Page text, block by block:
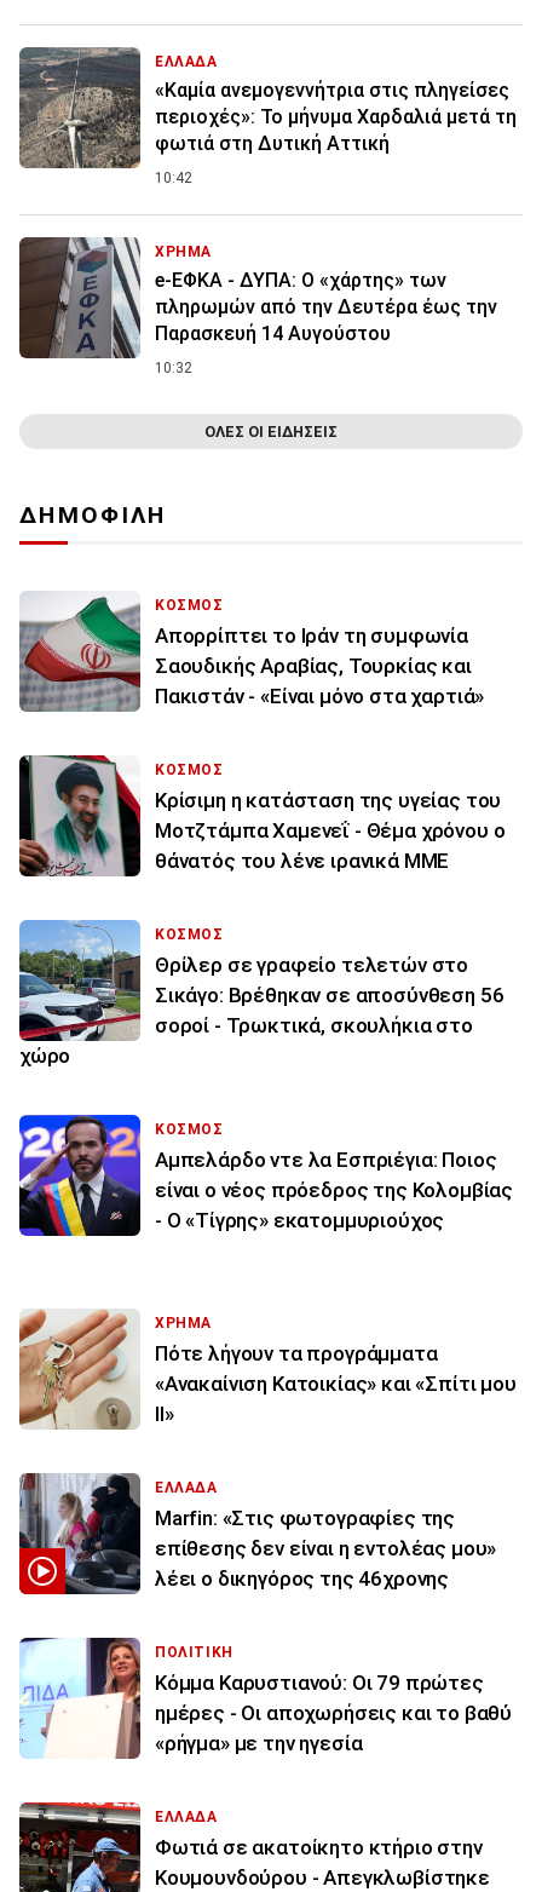
ΕΛΛΑΔΑ
«Καμία ανεμογεννήτρια στις πληγείσες
περιοχές»: Το μήνυμα Χαρδαλιά μετά τη
φωτιά στη Δυτική Αττική
10:42
ΧΡΗΜΑ
e-ΕΦΚΑ - ΔΥΠΑ: Ο «χάρτης» των
πληρωμών από την Δευτέρα έως την
Παρασκευή 14 Αυγούστου
10:32
ΟΛΕΣ ΟΙ ΕΙΔΗΣΕΙΣ
ΔΗΜΟΦΙΛΗ
ΚΟΣΜΟΣ
Απορρίπτει το Ιράν τη συμφωνία
Σαουδικής Αραβίας, Τουρκίας και
Πακιστάν - «Είναι μόνο στα χαρτιά»
ΚΟΣΜΟΣ
Κρίσιμη η κατάσταση της υγείας του
Μοτζτάμπα Χαμενεΐ - Θέμα χρόνου ο
θάνατός του λένε ιρανικά ΜΜΕ
ΚΟΣΜΟΣ
Θρίλερ σε γραφείο τελετών στο
Σικάγο: Βρέθηκαν σε αποσύνθεση 56
σοροί - Τρωκτικά, σκουλήκια στο
χώρο
ΚΟΣΜΟΣ
Αμπελάρδο ντε λα Εσπριέγια: Ποιος
είναι ο νέος πρόεδρος της Κολομβίας
- Ο «Τίγρης» εκατομμυριούχος
ΧΡΗΜΑ
Πότε λήγουν τα προγράμματα
«Ανακαίνιση Κατοικίας» και «Σπίτι μου
ΙΙ»
ΕΛΛΑΔΑ
Marfin: «Στις φωτογραφίες της
επίθεσης δεν είναι η εντολέας μου»
λέει ο δικηγόρος της 46χρονης
ΠΟΛΙΤΙΚΗ
Κόμμα Καρυστιανού: Οι 79 πρώτες
ημέρες - Οι αποχωρήσεις και το βαθύ
«ρήγμα» με την ηγεσία
ΕΛΛΑΔΑ
Φωτιά σε ακατοίκητο κτήριο στην
Κουμουνδούρου - Απεγκλωβίστηκε